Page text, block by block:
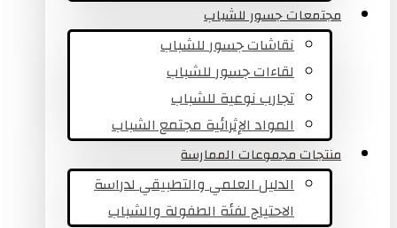
مجتمعات جسور للشباب
نقاشات جسور للشباب
لقاءات جسور للشباب
تجارب نوعية للشباب​
المواد الإثرائية مجتمع الشباب
منتجات مجموعات الممارسة
الدليل العلمي والتطبيقي لدراسة
الاحتياج لفئة الطفولة والشباب